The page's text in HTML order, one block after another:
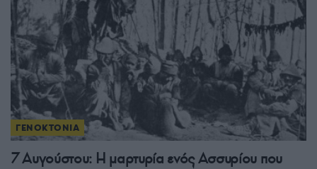
ΓΕΝΟΚΤΟΝΙΑ
7 Αυγούστου: Η μαρτυρία ενός Ασσυρίου που